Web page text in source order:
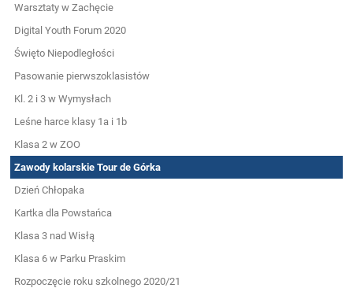
Warsztaty w Zachęcie
Digital Youth Forum 2020
Święto Niepodległości
Pasowanie pierwszoklasistów
Kl. 2 i 3 w Wymysłach
Leśne harce klasy 1a i 1b
Klasa 2 w ZOO
Zawody kolarskie Tour de Górka
Dzień Chłopaka
Kartka dla Powstańca
Klasa 3 nad Wisłą
Klasa 6 w Parku Praskim
Rozpoczęcie roku szkolnego 2020/21